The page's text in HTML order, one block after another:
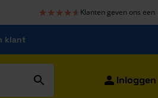
★★★★★
★★★★★ Klanten geven ons een
klant
Inloggen